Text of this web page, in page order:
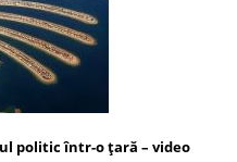
politic într-o țară – video